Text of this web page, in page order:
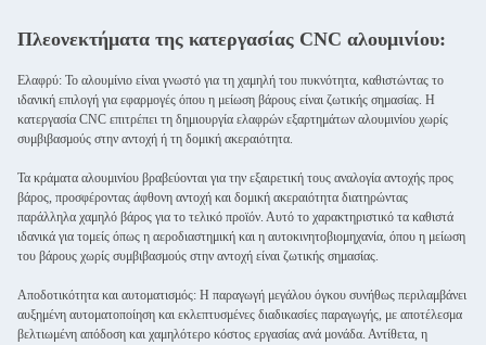
Πλεονεκτήματα της κατεργασίας CNC αλουμινίου:
Ελαφρύ: Το αλουμίνιο είναι γνωστό για τη χαμηλή του πυκνότητα, καθιστώντας το
ιδανική επιλογή για εφαρμογές όπου η μείωση βάρους είναι ζωτικής σημασίας. Η
κατεργασία CNC επιτρέπει τη δημιουργία ελαφρών εξαρτημάτων αλουμινίου χωρίς
συμβιβασμούς στην αντοχή ή τη δομική ακεραιότητα.
Τα κράματα αλουμινίου βραβεύονται για την εξαιρετική τους αναλογία αντοχής προς
βάρος, προσφέροντας άφθονη αντοχή και δομική ακεραιότητα διατηρώντας
παράλληλα χαμηλό βάρος για το τελικό προϊόν. Αυτό το χαρακτηριστικό τα καθιστά
ιδανικά για τομείς όπως η αεροδιαστημική και η αυτοκινητοβιομηχανία, όπου η μείωση
του βάρους χωρίς συμβιβασμούς στην αντοχή είναι ζωτικής σημασίας.
Αποδοτικότητα και αυτοματισμός: Η παραγωγή μεγάλου όγκου συνήθως περιλαμβάνει
αυξημένη αυτοματοποίηση και εκλεπτυσμένες διαδικασίες παραγωγής, με αποτέλεσμα
βελτιωμένη απόδοση και χαμηλότερο κόστος εργασίας ανά μονάδα. Αντίθετα, η